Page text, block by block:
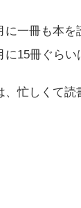
に一冊も本を
に15冊ぐらい
、忙しくて読